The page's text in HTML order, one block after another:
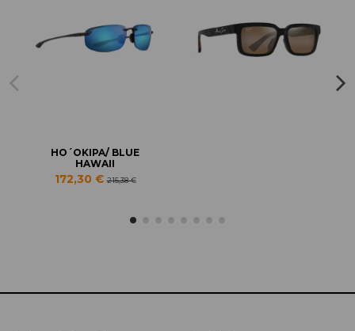
HO´OKIPA/ BLUE
HAWAII
172,30 €215,38 €